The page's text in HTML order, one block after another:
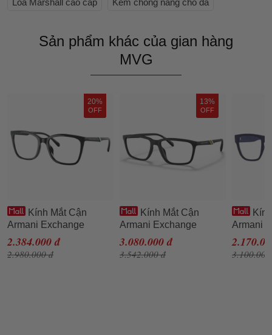
Sản phẩm khác của gian hàng
MVG
20%
OFF
Kính Mắt Cận
Armani Exchange
0AX3088U_815854.B
54 Màu Đen
2.384.000 đ
2.980.000 đ
13%
OFF
Kính Mắt Cận
Armani Exchange
0AX3089U_807855.B
Màu Đen
3.080.000 đ
3.542.000 đ
Armani
Màu